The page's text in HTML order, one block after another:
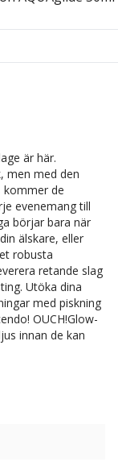
är här.
men med den
kommer de
evenemang till
börjar bara när
älskare, eller
robusta
retande slag
Utöka dina
med piskning
OUCH!Glow-
innan de kan